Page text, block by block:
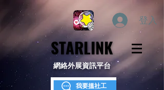
登入
STARLINK
STARLINK
網絡外展資訊平台
我要搵社工